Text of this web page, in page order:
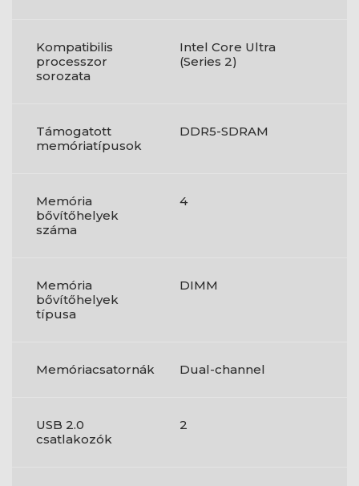
Kompatibilis
processzor
sorozata
Intel Core Ultra
(Series 2)
Támogatott
memóriatípusok
DDR5-SDRAM
Memória
bővítőhelyek
száma
4
Memória
bővítőhelyek
típusa
DIMM
Memóriacsatornák Dual-channel
USB 2.0
csatlakozók
2